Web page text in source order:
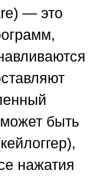
— это
быть
нажатия